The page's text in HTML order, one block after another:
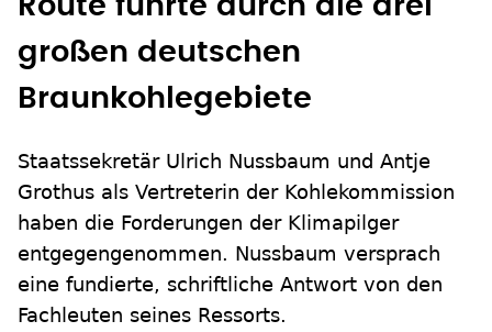
Route führte durch die drei
großen deutschen
Braunkohlegebiete
Staatssekretär Ulrich Nussbaum und Antje
Grothus als Vertreterin der Kohlekommission
haben die Forderungen der Klimapilger
entgegengenommen. Nussbaum versprach
eine fundierte, schriftliche Antwort von den
Fachleuten seines Ressorts.